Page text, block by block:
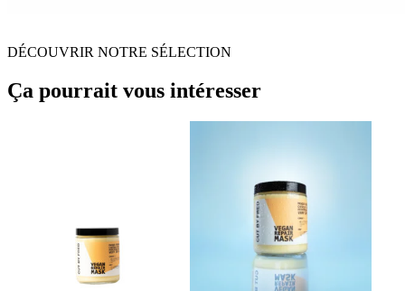
DÉCOUVRIR NOTRE SÉLECTION
Ça pourrait vous intéresser